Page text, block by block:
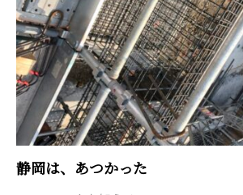
静岡は、あつかった